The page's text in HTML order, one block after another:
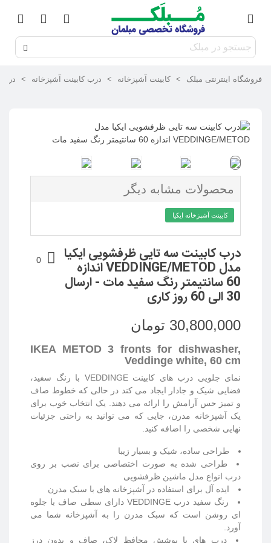
فروشگاه اینترنتی مبلک > کابینت آشپزخانه > درب کابینت آشپزخانه > درب
محصولات مشابه دیگر
کابینت آشپزخانه ایکیا
درب کابینت سه تایی ظرفشویی ایکیا
مدل VEDDINGE/METOD اندازه
60 سانتیمتر رنگ سفید مات - ارسال
30 الی 60 روز کاری
0
30,800,000 تومان
IKEA METOD 3 fronts for dishwasher,
Veddinge white, 60 cm
نمای جلویی درب های کابینت VEDDINGE با رنگ سفید،
فضایی شیک و جادار ایجاد می کند در حالی که خطوط صاف
و تمیز حس آرامش را ارائه می دهند. یک انتخاب خوب برای
یک آشپزخانه مدرن، جایی که می توانید به راحتی جزئیات
نهایی شخصی را اضافه کنید.
طراحی ساده، شیک و بسیار زیبا
طراحی شده به صورت اختصاصی برای نصب بر روی
درب انواع مدل ماشین ظرفشویی
ایده آل برای استفاده در آشپزخانه های با سبک مدرن
رنگ سفید درب
VEDDINGE دارای سطی صاف با جلوه
ای روشن است که سبک مدرن را به آشپزخانه شما می
آورد.
درب های با پوشش محافظ لاک، صاف و بدون درز